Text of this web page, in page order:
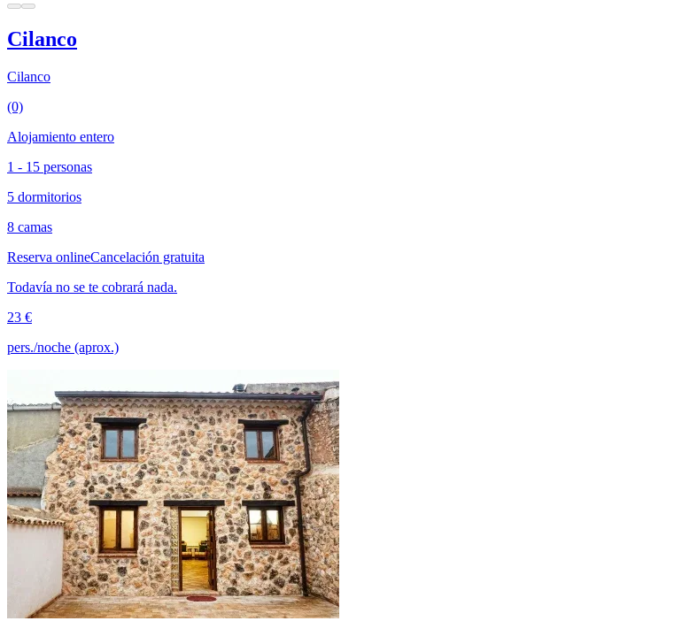
Cilanco
Cilanco
(0)
Alojamiento entero
1 - 15 personas
5 dormitorios
8 camas
Reserva onlineCancelación gratuita
Todavía no se te cobrará nada.
23 €
pers./noche (aprox.)